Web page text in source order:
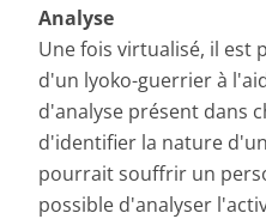
Analyse
Une fois virtualisé, il est
d'un lyoko-guerrier à
d'analyse présent dans
d'identifier la nature d'un
pourrait souffrir un
possible d'analyser